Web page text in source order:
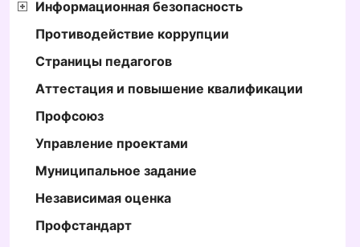
Информационная безопасность
Противодействие коррупции
Страницы педагогов
Аттестация и повышение квалификации
Профсоюз
Управление проектами
Муниципальное задание
Независимая оценка
Профстандарт